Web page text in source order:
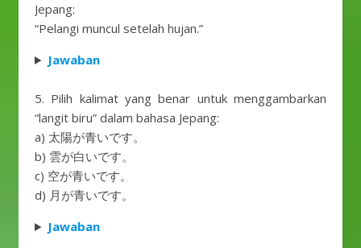
Jepang:
“Pelangi muncul setelah hujan.”
Jawaban
5. Pilih kalimat yang benar untuk menggambarkan
“langit biru” dalam bahasa Jepang:
a) 太陽が青いです。
b) 雲が白いです。
c) 空が青いです。
d) 月が青いです。
Jawaban